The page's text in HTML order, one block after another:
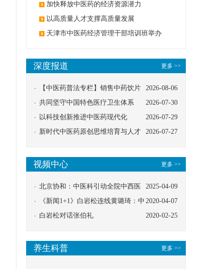
加快释放中医药的经济资源潜力
以高质量人才支撑高质量发展
天津市中医药经济管理干部培训班举办
更多 >>
深度报道
2026-08-06
【中医药普法专栏】销售中药饮片
应告知煎服方法及注意事项
2026-07-30
共同坚守中国特色医疗卫生体系
2026-07-29
以科技创新推进中医药现代化
2026-07-27
新时代中医药原创思维培育与人才
更多 >>
视频中心
2025-04-09
北京协和：中医科引动全院中西医
协同
2020-04-07
《新闻1+1》白岩松连线黄璐琦：中
医救治的临床效果
2020-02-25
白岩松对话张伯礼
更多 >>
养生科普